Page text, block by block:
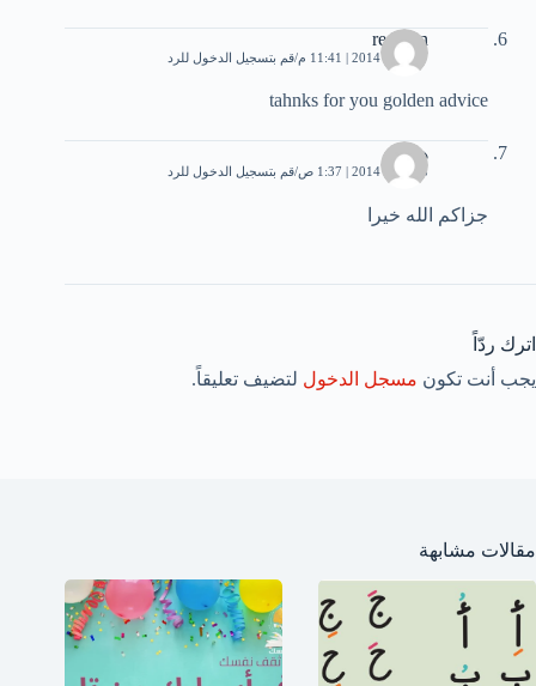
redwan
17 يناير، 2014 | 11:41 م قم بتسجيل الدخول للرد
tahnks for you golden advice
هند
18 يناير، 2014 | 1:37 ص قم بتسجيل الدخول للرد
جزاكم الله خيرا
اترك ردّاً
يجب أنت تكون مسجل الدخول لتضيف تعليقاً.
مقالات مشابهة